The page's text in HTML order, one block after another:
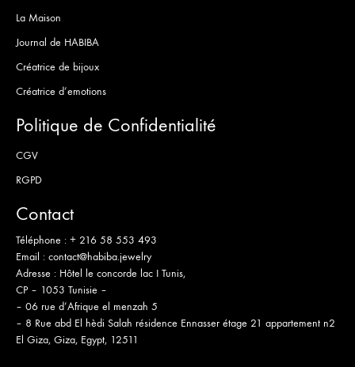
La Maison
Journal de HABIBA
Créatrice de bijoux
Créatrice d’emotions
Politique de Confidentialité
CGV
RGPD
Contact
Téléphone : + 216 58 553 493
Email : contact@habiba.jewelry
Adresse : Hôtel le concorde lac I Tunis,
CP – 1053 Tunisie –
– 06 rue d’Afrique el menzah 5
– 8 Rue abd El hèdi Salah résidence Ennasser étage 21 appartement n2
El Giza, Giza, Egypt, 12511